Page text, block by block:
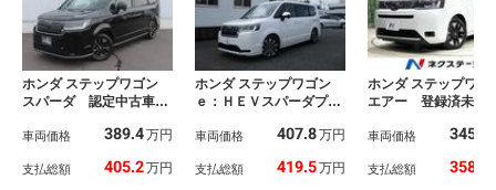
ホンダ ステップワゴン
スパーダ 認定中古車
ーキ ブラインドスポッ
ライドドア シートヒー
車両価格 389.4万円
支払総額 405.2万円
ホンダ ステップワゴン
ｅ：ＨＥＶスパーダプレ
リナビ マルチビューカ
ンシング 当社デモカ
車両価格 407.8万円
支払総額 419.5万円
ホンダ ステップワゴ
エアー 登録済未使
クカメラ ＢＳＭ
クルーズ 両側電動
車両価格 345.1
支払総額 358.8